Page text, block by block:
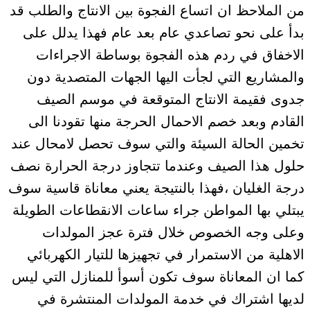
من الملاحظ ان اتساع الفجوة بين الانتاج والطلب قد
بدأ على نحو تصاعدي عام بعد عام فهذا يدلل على
الاخفاق في ردم هذه الفجوة بوساطة الاجراءات
والمشاريع التي لجأت اليها الجهات المتصدية دون
جدوى فقيمة الانتاج المتوقعة في موسم الصيف
القادم وبعد خصم الاحمال الحرجة منها تقودنا الى
تخمين الحالة السيئة والتي سوف تحصل لامحال عند
حلول هذا الصيف وعندما تتجاوز درجة الحرارة نصف
درجة الغليان ،فهذا بالنتيجة يعني معاناة قاسية سوف
يبتلي بها المواطن جراء ساعات الانقطاعات الطويلة
وعلى وجه الخصوص خلال فترة عجز المولدات
الاهلية من الاستمرار في تجهيزها للتيار الكهربائي
كما ان المعاناة سوف تكون أسوأ للمنازل التي ليس
لديها اشتراك في خدمة المولدات المنتشرة في